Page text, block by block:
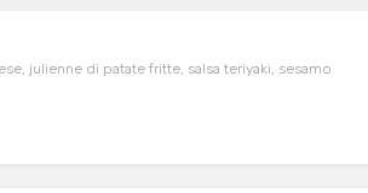
julienne di patate fritte, salsa teriyaki, sesamo